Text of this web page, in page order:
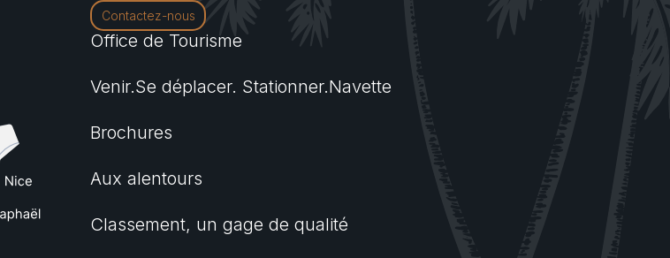
Contactez-nous
Office de Tourisme
Venir.Se déplacer. Stationner.Navette
Brochures
Aux alentours
Classement, un gage de qualité